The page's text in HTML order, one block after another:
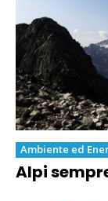
Ambiente ed
Alpi